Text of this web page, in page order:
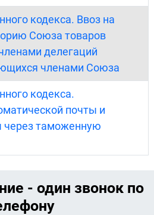
кодекса. Ввоз на
Союза товаров
делегаций
членами Союза
кодекса.
почты и
через таможенную
- один звонок по